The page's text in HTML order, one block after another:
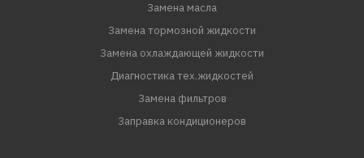
Замена масла
Замена тормозной жидкости
Замена охлаждающей жидкости
Диагностика тех.жидкостей
Замена фильтров
Заправка кондиционеров